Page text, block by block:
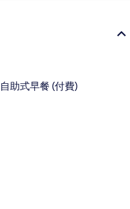
助式早餐 (付費)